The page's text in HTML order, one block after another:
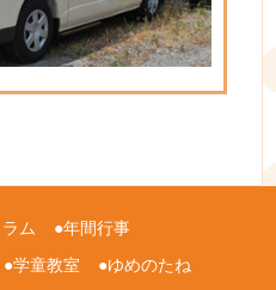
ム
年間行事
学童教室
ゆめのたね